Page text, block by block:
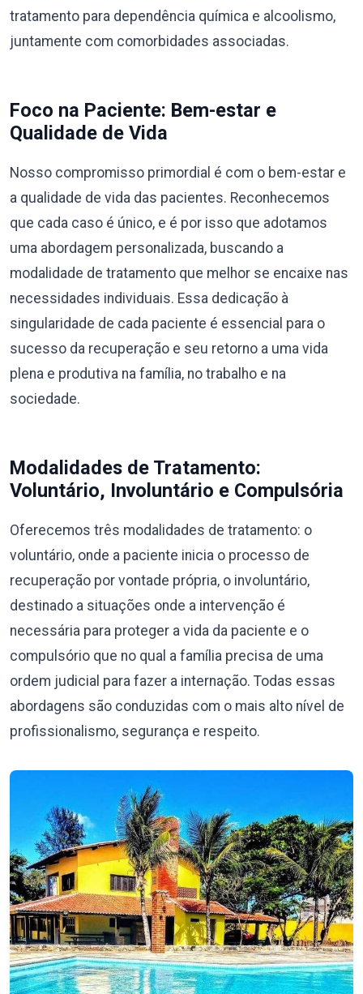
tratamento para dependência química e alcoolismo,
juntamente com comorbidades associadas.
Foco na Paciente: Bem-estar e
Qualidade de Vida
Nosso compromisso primordial é com o bem-estar e
a qualidade de vida das pacientes. Reconhecemos
que cada caso é único, e é por isso que adotamos
uma abordagem personalizada, buscando a
modalidade de tratamento que melhor se encaixe nas
necessidades individuais. Essa dedicação à
singularidade de cada paciente é essencial para o
sucesso da recuperação e seu retorno a uma vida
plena e produtiva na família, no trabalho e na
sociedade.
Modalidades de Tratamento:
Voluntário, Involuntário e Compulsória
Oferecemos três modalidades de tratamento: o
voluntário, onde a paciente inicia o processo de
recuperação por vontade própria, o involuntário,
destinado a situações onde a intervenção é
necessária para proteger a vida da paciente e o
compulsório que no qual a família precisa de uma
ordem judicial para fazer a internação. Todas essas
abordagens são conduzidas com o mais alto nível de
profissionalismo, segurança e respeito.